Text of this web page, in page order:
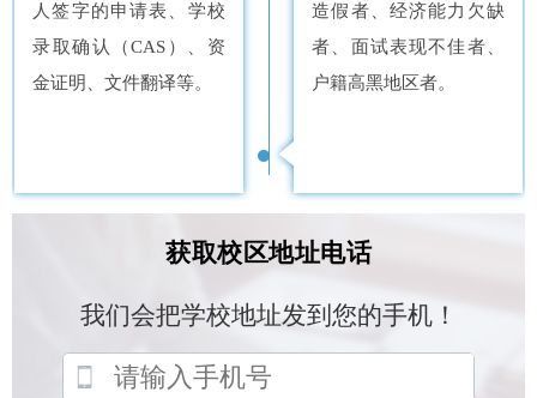
人签字的申请表、学校
录取确认（CAS）、资
金证明、文件翻译等。
造假者、经济能力欠缺
者、面试表现不佳者、
户籍高黑地区者。